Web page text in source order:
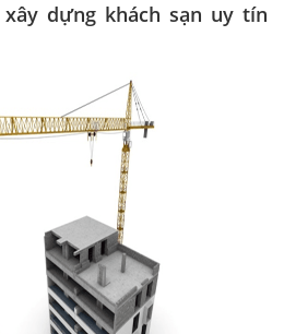
dựng khách sạn uy tín